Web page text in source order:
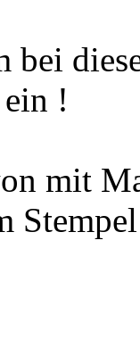
bei
!
mit